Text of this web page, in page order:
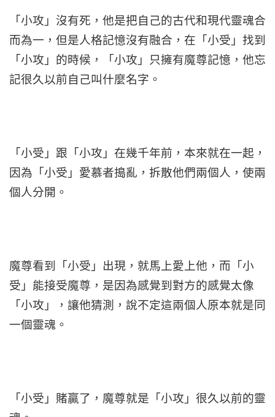
「小攻」沒有死，他是把自己的古代和現代靈魂合
而為一，但是人格記憶沒有融合，在「小受」找到
「小攻」的時候，「小攻」只擁有魔尊記憶，他忘
記很久以前自己叫什麼名字。
「小受」跟「小攻」在幾千年前，本來就在一起，
因為「小受」愛慕者搗亂，拆散他們兩個人，使兩
個人分開。
魔尊看到「小受」出現，就馬上愛上他，而「小
受」能接受魔尊，是因為感覺到對方的感覺太像
「小攻」，讓他猜測，說不定這兩個人原本就是同
一個靈魂。
「小受」賭贏了，魔尊就是「小攻」很久以前的靈